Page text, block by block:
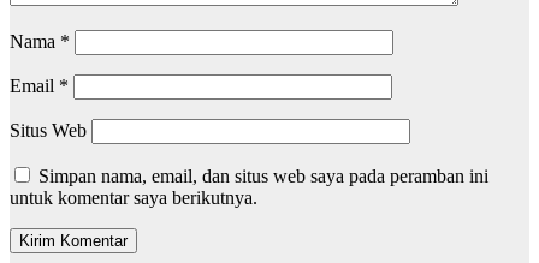
Nama *
Email *
Situs Web
Simpan nama, email, dan situs web saya pada peramban ini
untuk komentar saya berikutnya.